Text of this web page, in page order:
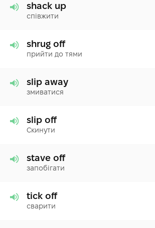
shack up
співжити
shrug off
прийти до тями
slip away
змиватися
slip off
Скинути
stave off
запобігати
tick off
сварити